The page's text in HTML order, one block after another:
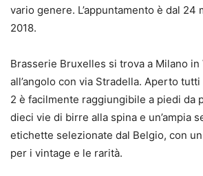
vario genere. L’appuntamento è dal 24
2018.
Brasserie Bruxelles si trova a Milano
all’angolo con via Stradella. Aperto
2 è facilmente raggiungibile a piedi da
dieci vie di birre alla spina e un’ampia
etichette selezionate dal Belgio, con
per i vintage e le rarità.